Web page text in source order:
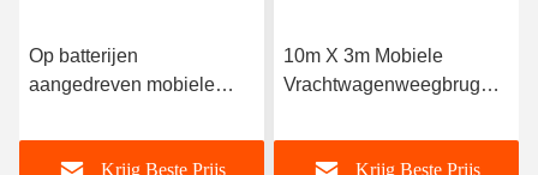
Op batterijen
aangedreven mobiele
Ground Montage 22,5kg
Lichte stalen ontwerp
Krijg Beste Prijs
10m X 3m Mobiele
Vrachtwagenweegbrug
& Zonne/Batterij Voeding
Krijg Beste Prijs